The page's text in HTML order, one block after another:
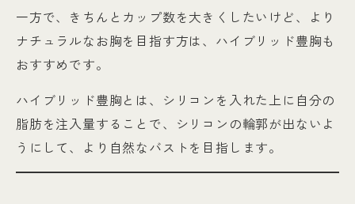
一方で、きちんとカップ数を大きくしたいけど、より
ナチュラルなお胸を目指す方は、ハイブリッド豊胸も
おすすめです。
ハイブリッド豊胸とは、シリコンを入れた上に自分の
脂肪を注入量することで、シリコンの輪郭が出ないよ
うにして、より自然なバストを目指します。